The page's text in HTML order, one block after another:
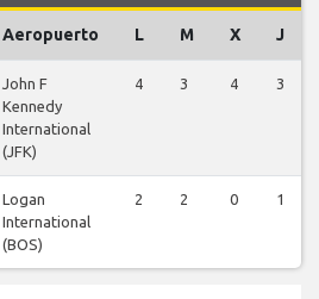
Aeropuerto L M X J
John F
Kennedy
International
(JFK)
4 3 4 3
Logan
International
(BOS)
2 2 0 1